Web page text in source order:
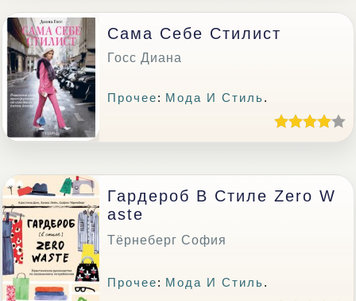
Сама Себе Стилист
Госс Диана
Прочее: Мода И Стиль.
Гардероб В Стиле Zero W
Aste
Тёрнеберг София
Прочее: Мода И Стиль.